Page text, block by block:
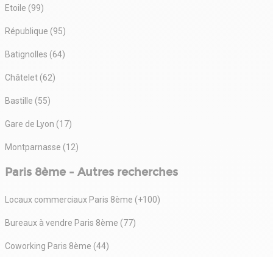
Etoile (99)
République (95)
Batignolles (64)
Châtelet (62)
Bastille (55)
Gare de Lyon (17)
Montparnasse (12)
Paris 8ème - Autres recherches
Locaux commerciaux Paris 8ème (+100)
Bureaux à vendre Paris 8ème (77)
Coworking Paris 8ème (44)